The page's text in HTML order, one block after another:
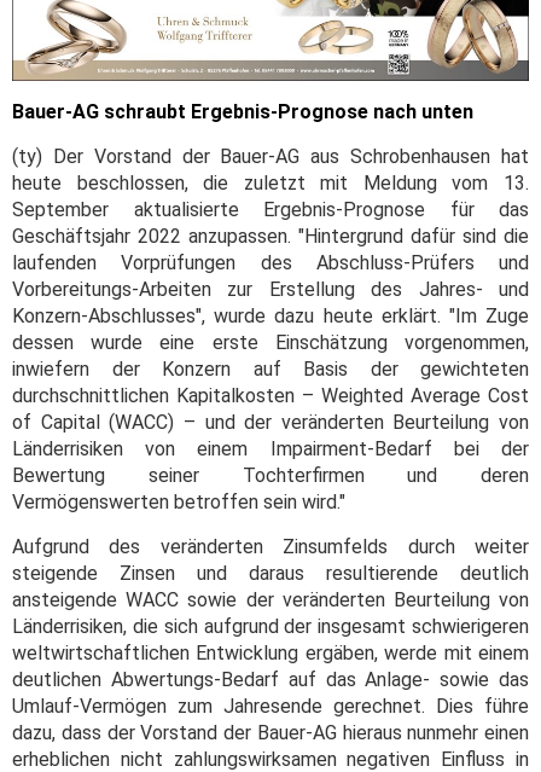
Bauer-AG schraubt Ergebnis-Prognose nach unten
(ty) Der Vorstand der Bauer-AG aus Schrobenhausen hat
heute beschlossen, die zuletzt mit Meldung vom 13.
September aktualisierte Ergebnis-Prognose für das
Geschäftsjahr 2022 anzupassen. "Hintergrund dafür sind die
laufenden Vorprüfungen des Abschluss-Prüfers und
Vorbereitungs-Arbeiten zur Erstellung des Jahres- und
Konzern-Abschlusses", wurde dazu heute erklärt. "Im Zuge
dessen wurde eine erste Einschätzung vorgenommen,
inwiefern der Konzern auf Basis der gewichteten
durchschnittlichen Kapitalkosten – Weighted Average Cost
of Capital (WACC) – und der veränderten Beurteilung von
Länderrisiken von einem Impairment-Bedarf bei der
Bewertung seiner Tochterfirmen und deren
Vermögenswerten betroffen sein wird."
Aufgrund des veränderten Zinsumfelds durch weiter
steigende Zinsen und daraus resultierende deutlich
ansteigende WACC sowie der veränderten Beurteilung von
Länderrisiken, die sich aufgrund der insgesamt schwierigeren
weltwirtschaftlichen Entwicklung ergäben, werde mit einem
deutlichen Abwertungs-Bedarf auf das Anlage- sowie das
Umlauf-Vermögen zum Jahresende gerechnet. Dies führe
dazu, dass der Vorstand der Bauer-AG hieraus nunmehr einen
erheblichen nicht zahlungswirksamen negativen Einfluss in